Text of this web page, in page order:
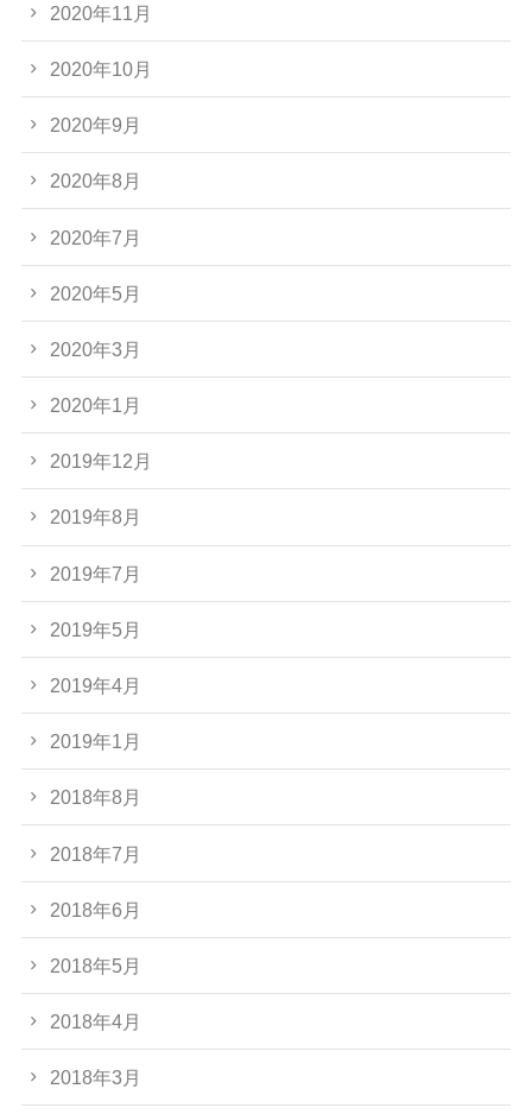
2020年11月
2020年10月
2020年9月
2020年8月
2020年7月
2020年5月
2020年3月
2020年1月
2019年12月
2019年8月
2019年7月
2019年5月
2019年4月
2019年1月
2018年8月
2018年7月
2018年6月
2018年5月
2018年4月
2018年3月